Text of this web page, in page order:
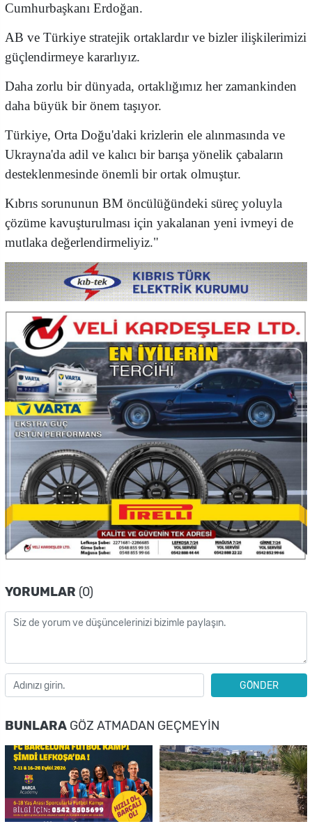
Cumhurbaşkanı Erdoğan.
​AB ve Türkiye stratejik ortaklardır ve bizler ilişkilerimizi
güçlendirmeye kararlıyız.
​Daha zorlu bir dünyada, ortaklığımız her zamankinden
daha büyük bir önem taşıyor.
​Türkiye, Orta Doğu'daki krizlerin ele alınmasında ve
Ukrayna'da adil ve kalıcı bir barışa yönelik çabaların
desteklenmesinde önemli bir ortak olmuştur.
​Kıbrıs sorununun BM öncülüğündeki süreç yoluyla
çözüme kavuşturulması için yakalanan yeni ivmeyi de
mutlaka değerlendirmeliyiz."
YORUMLAR (0)
GÖNDER
BUNLARA GÖZ ATMADAN GEÇMEYIN